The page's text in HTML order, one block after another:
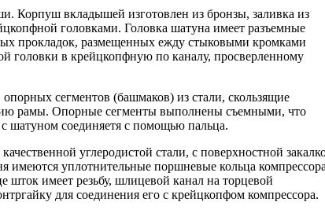
Корпуш вкладышей изготовлен из бронзы, заливка из
головками. Головка шатуна имеет разъемные
прокладок, размещенных ежду стыковыми кромками
головки в крейцкопфную по каналу, просверленному
сегментов (башмаков) из стали, скользящие
рамы. Опорные сегменты выполнены съемными, что
шатуном соединяетя с помощью пальца.
углеродистой стали, с поверхностной
уплотнительные поршневые кольца компрессора
имеет резьбу, шлицевой канал на торцевой
для соединения его с крейцкопфом компрессора.